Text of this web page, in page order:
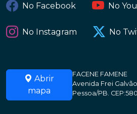
No Facebook No
No Instagram No
Abrir
mapa
FACENE FAMENE
Avenida Frei
Pessoa/PB.